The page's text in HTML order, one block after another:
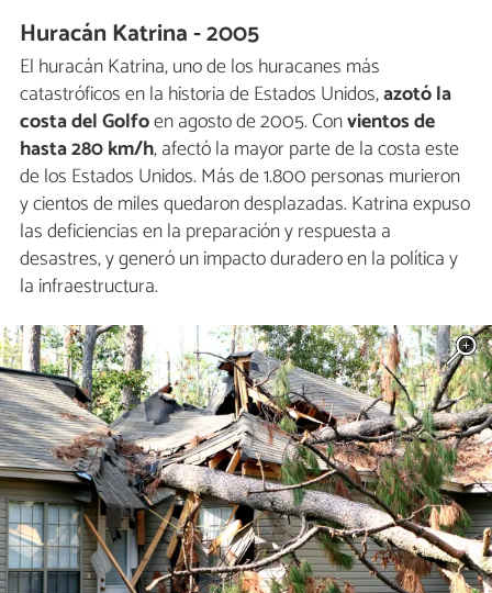
Huracán Katrina - 2005
El huracán Katrina, uno de los huracanes más
catastróficos en la historia de Estados Unidos,azotó la
costa del Golfoen agosto de 2005. Convientos de
hasta 280 km/h, afectó la mayor parte de la costa este
de los Estados Unidos. Más de 1.800 personas murieron
y cientos de miles quedaron desplazadas. Katrina expuso
las deficiencias en la preparación y respuesta a
desastres, y generó un impacto duradero en la política y
la infraestructura.